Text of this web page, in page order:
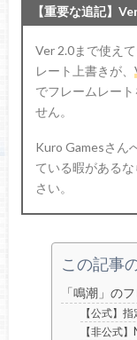
【重要な追記】
Ver 2.0まで使え
レート上書きが、
でフレームレー
せん。
Kuro Gamesさん
ている暇がある
さい。
この記事
「鳴潮」の
【公式】
【非公式